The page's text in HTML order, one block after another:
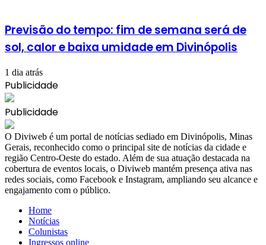
Previsão do tempo: fim de semana será de
sol, calor e baixa umidade em Divinópolis
1 dia atrás
Publicidade
Publicidade
​O Diviweb é um portal de notícias sediado em Divinópolis, Minas
Gerais, reconhecido como o principal site de notícias da cidade e
região Centro-Oeste do estado. Além de sua atuação destacada na
cobertura de eventos locais, o Diviweb mantém presença ativa nas
redes sociais, como Facebook e Instagram, ampliando seu alcance e
engajamento com o público.
Home
Notícias
Colunistas
Ingressos online